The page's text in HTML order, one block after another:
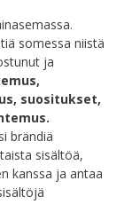
somessa niistä
ja
suositukset,
brändiä
sisältöä,
kanssa ja antaa